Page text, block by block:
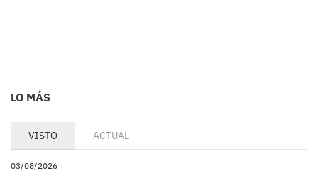
LO MÁS
VISTO ACTUAL
03/08/2026